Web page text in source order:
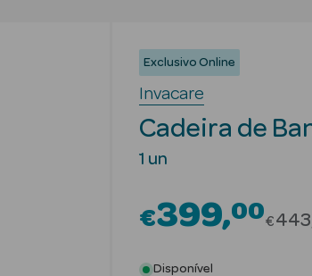
Exclusivo Online
Invacare
Cadeira de
1 un
€399 00€443
Disponível